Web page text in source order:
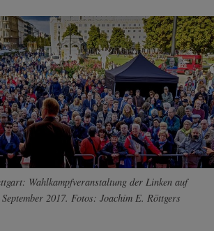
Wahlkampfveranstaltung der Linken auf
2017. Fotos: Joachim E. Röttgers